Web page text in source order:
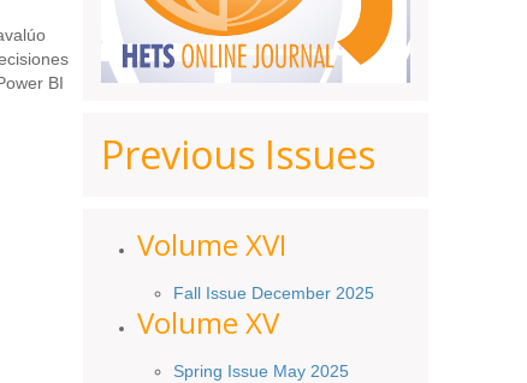
BI
Previous Issues
Volume XVI
Fall Issue December 2025
Volume XV
Spring Issue May 2025